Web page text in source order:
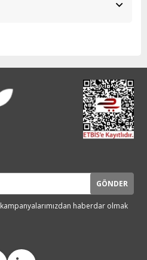
GÖNDER
kampanyalarımızdan haberdar olmak